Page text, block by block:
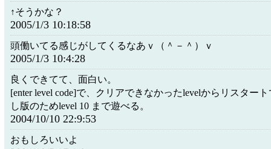
↑そうかな？
2005/1/3 10:18:58
頭働いてる感じがしてくるなあｖ（＾－＾）ｖ
2005/1/3 10:4:28
良くできてて、面白い。
[enter level code]で、クリアできなかったlevelからリスター
し版のためlevel 10 まで遊べる。
2004/10/10 22:9:53
おもしろいいよ